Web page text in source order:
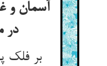
آسمان و
در
بر فلک